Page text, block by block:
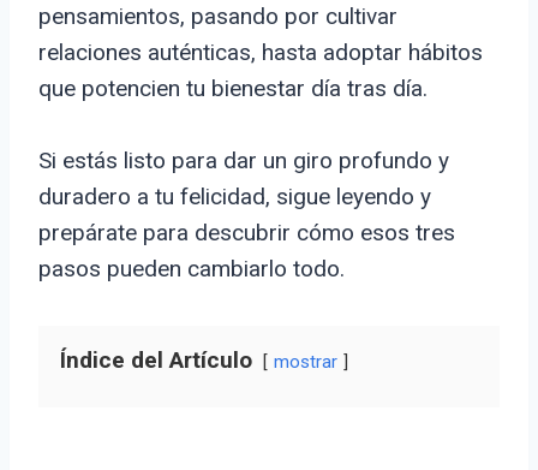
pensamientos, pasando por cultivar
relaciones auténticas, hasta adoptar hábitos
que potencien tu bienestar día tras día.
Si estás listo para dar un giro profundo y
duradero a tu felicidad, sigue leyendo y
prepárate para descubrir cómo esos tres
pasos pueden cambiarlo todo.
Índice del Artículo mostrar